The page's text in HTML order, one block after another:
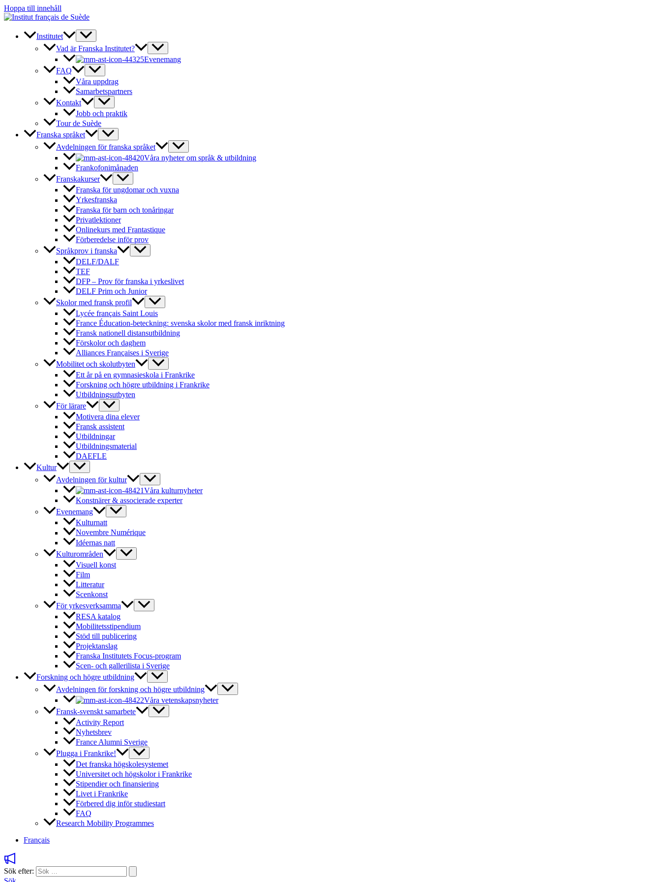
Hoppa till innehåll
Institutet
Vad är Franska Institutet?
Evenemang
FAQ
Våra uppdrag
Samarbetspartners
Kontakt
Jobb och praktik
Tour de Suède
Franska språket
Avdelningen för franska språket
Våra nyheter om språk & utbildning
Frankofonimånaden
Franskakurser
Franska för ungdomar och vuxna
Yrkesfranska
Franska för barn och tonåringar
Privatlektioner
Onlinekurs med Frantastique
Förberedelse inför prov
Språkprov i franska
DELF/DALF
TEF
DFP – Prov för franska i yrkeslivet
DELF Prim och Junior
Skolor med fransk profil
Lycée français Saint Louis
France Éducation-beteckning: svenska skolor med fransk inriktning
Fransk nationell distansutbildning
Förskolor och daghem
Alliances Françaises i Sverige
Mobilitet och skolutbyten
Ett år på en gymnasieskola i Frankrike
Forskning och högre utbildning i Frankrike
Utbildningsutbyten
För lärare
Motivera dina elever
Fransk assistent
Utbildningar
Utbildningsmaterial
DAEFLE
Kultur
Avdelningen för kultur
Våra kulturnyheter
Konstnärer & associerade experter
Evenemang
Kulturnatt
Novembre Numérique
Idéernas natt
Kulturområden
Visuell konst
Film
Litteratur
Scenkonst
För yrkesverksamma
RESA katalog
Mobilitetsstipendium
Stöd till publicering
Projektanslag
Franska Institutets Focus-program
Scen- och gallerilista i Sverige
Forskning och högre utbildning
Avdelningen för forskning och högre utbildning
Våra vetenskapsnyheter
Fransk-svenskt samarbete
Activity Report
Nyhetsbrev
France Alumni Sverige
Plugga i Frankrike!
Det franska högskolesystemet
Universitet och högskolor i Frankrike
Stipendier och finansiering
Livet i Frankrike
Förbered dig inför studiestart
FAQ
Research Mobility Programmes
Français
Sök efter: